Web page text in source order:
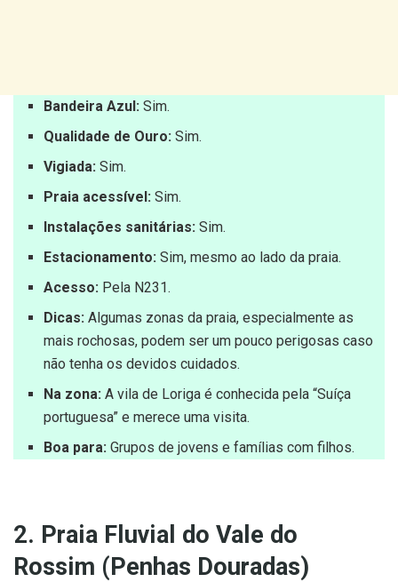
Bandeira Azul:Sim.
Qualidade de Ouro:Sim.
Vigiada: Sim.
Praia acessível: Sim.
Instalações sanitárias:Sim.
Estacionamento: Sim, mesmo ao lado da praia.
Acesso: Pela N231.
Dicas: Algumas zonas da praia, especialmente as
mais rochosas, podem ser um pouco perigosas caso
não tenha os devidos cuidados.
Na zona: A vila de Loriga é conhecida pela “Suíça
portuguesa” e merece uma visita.
Boa para: Grupos de jovens e famílias com filhos.
2. Praia Fluvial do Vale do
Rossim (Penhas Douradas)